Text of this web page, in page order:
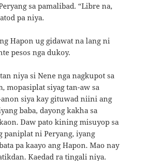
sa pamalibad. “Libre na,
pa niya.
Hapon ug gidawat na lang ni
pesos nga dukoy.
niya si Nene nga nagkupot sa
mopasiplat siyag tan-aw sa
siya kay gituwad niini ang
baba, dayong kakha sa
Daw pato kining misuyop sa
paniplat ni Peryang, iyang
pa kaayo ang Hapon. Mao nay
Kaedad ra tingali niya.